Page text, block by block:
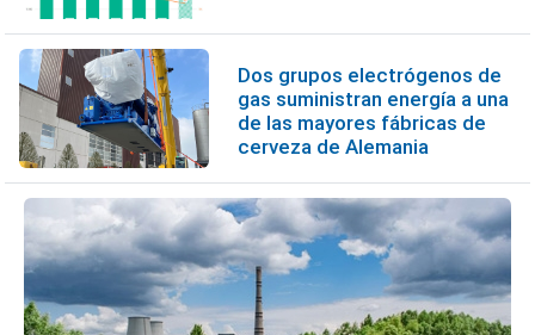
Dos grupos electrógenos de
gas suministran energía a una
de las mayores fábricas de
cerveza de Alemania